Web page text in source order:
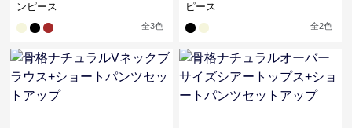
ンピース
全3色
ピース
全2色